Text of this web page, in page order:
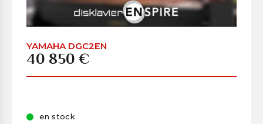
YAMAHA DGC2EN
40 850 €
en stock